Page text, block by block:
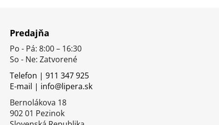
Predajňa
Po - Pá: 8:00 – 16:30
So - Ne: Zatvorené
Telefon | 911 347 925
E-mail | info@lipera.sk
Bernolákova 18
902 01 Pezinok